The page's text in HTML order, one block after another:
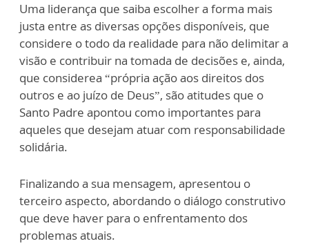
Uma liderança que saiba escolher a forma mais
justa entre as diversas opções disponíveis, que
considere o todo da realidade para não delimitar a
visão e contribuir na tomada de decisões e, ainda,
que considerea “própria ação aos direitos dos
outros e ao juízo de Deus”, são atitudes que o
Santo Padre apontou como importantes para
aqueles que desejam atuar com responsabilidade
solidária.
Finalizando a sua mensagem, apresentou o
terceiro aspecto, abordando o diálogo construtivo
que deve haver para o enfrentamento dos
problemas atuais.